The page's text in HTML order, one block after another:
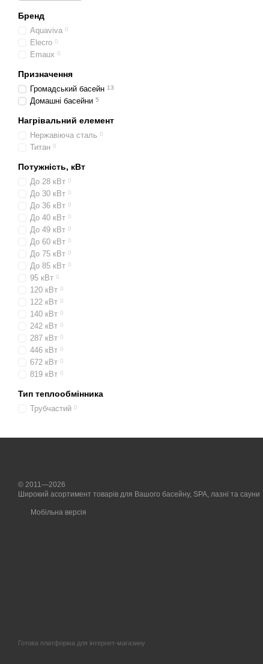
Бренд
Aquaviva 0
Elecro 0
Emaux 0
Призначення
Громадський басейн 13
Домашні басейни 5
Нагрівальний елемент
Нержавіюча сталь 0
Титан 0
Потужність, кВт
До 28 кВт 0
До 30 кВт 0
До 36 кВт 0
До 40 кВт 0
До 49 кВт 0
До 60 кВт 0
До 75 кВт 0
До 85 кВт 0
95 кВт 0
120 кВт 0
122 кВт 0
140 кВт 0
242 кВт 0
287 кВт 0
446 кВт 0
672 кВт 0
819 кВт 0
Тип теплообмінника
Трубчастий 0
© 2011—2026
Широкий асортимент товарів для Вашого басейну, SPA, лазні та сауни
Мобільна версія
Готова платформа для інтернет-магазину